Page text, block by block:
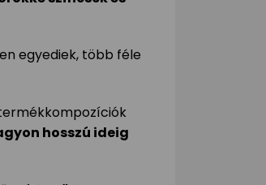
egyediek, több féle
hosszú ideig